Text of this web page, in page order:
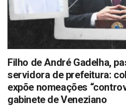
Filho de André Gadelha,
servidora de prefeitura:
expõe nomeações
gabinete de Veneziano